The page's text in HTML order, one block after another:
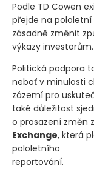
Podle TD Cowen
přejde na
zásadně změnit
výkazy investorům.
Politická podpora
neboť v minulosti
zázemí pro
také důležitost
o prosazení změn
Exchange, která
pololetního
reportování.